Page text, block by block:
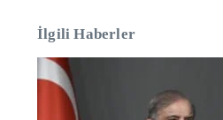
İlgili Haberler